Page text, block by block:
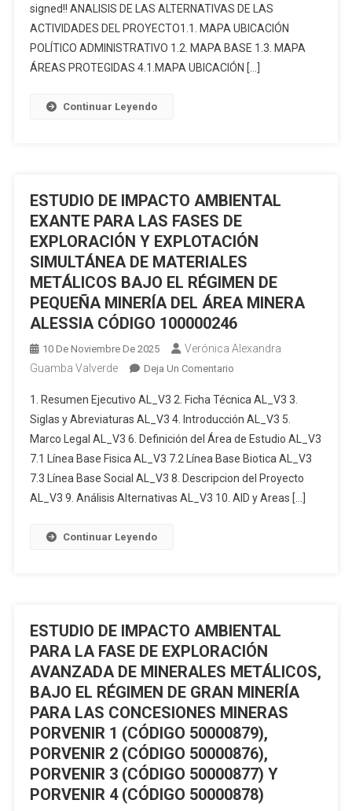
DE
MANEJO
AMBIENTAL
PLANTA
DE
BENEFICIO
DE
MINERALES
METÁLICOS
ASOCIADOS
Y
COMPAÑÍA”
30000722)”
signed!! ANALISIS DE LAS ALTERNATIVAS DE LAS
ACTIVIDADES DEL PROYECTO1.1. MAPA UBICACIÓN
POLÍTICO ADMINISTRATIVO 1.2. MAPA BASE 1.3. MAPA
ÁREAS PROTEGIDAS 4.1.MAPA UBICACIÓN […]
Continuar Leyendo
ESTUDIO DE IMPACTO AMBIENTAL
EXANTE PARA LAS FASES DE
EXPLORACIÓN Y EXPLOTACIÓN
SIMULTÁNEA DE MATERIALES
METÁLICOS BAJO EL RÉGIMEN DE
PEQUEÑA MINERÍA DEL ÁREA MINERA
ALESSIA CÓDIGO 100000246
10 De Noviembre De 2025
Verónica Alexandra
Guamba Valverde
Deja Un ComentarioEn
DE
IMPACTO
AMBIENTAL
EXANTE
PARA
LAS
MATERIALES
METÁLICOS
BAJO
EL
RÉGIMEN
DE
PEQUEÑA
MINERÍA
ÁREA
1. Resumen Ejecutivo AL_V3 2. Ficha Técnica AL_V3 3.
Siglas y Abreviaturas AL_V3 4. Introducción AL_V3 5.
Marco Legal AL_V3 6. Definición del Área de Estudio AL_V3
7.1 Línea Base Fisica AL_V3 7.2 Línea Base Biotica AL_V3
7.3 Línea Base Social AL_V3 8. Descripcion del Proyecto
AL_V3 9. Análisis Alternativas AL_V3 10. AID y Areas […]
Continuar Leyendo
ESTUDIO DE IMPACTO AMBIENTAL
PARA LA FASE DE EXPLORACIÓN
AVANZADA DE MINERALES METÁLICOS,
BAJO EL RÉGIMEN DE GRAN MINERÍA
PARA LAS CONCESIONES MINERAS
PORVENIR 1 (CÓDIGO 50000879),
PORVENIR 2 (CÓDIGO 50000876),
PORVENIR 3 (CÓDIGO 50000877) Y
PORVENIR 4 (CÓDIGO 50000878)